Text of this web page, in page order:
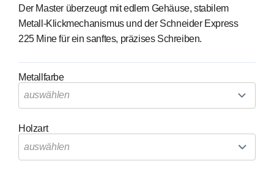
Der Master überzeugt mit edlem Gehäuse, stabilem
Metall-Klickmechanismus und der Schneider Express
225 Mine für ein sanftes, präzises Schreiben.
Metallfarbe
auswählen
Holzart
auswählen